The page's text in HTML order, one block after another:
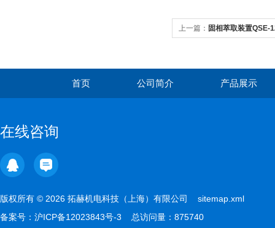
上一篇： 固相萃取装置QSE-
首页 公司简介 产品展示
在线咨询
版权所有 © 2026 拓赫机电科技（上海）有限公司 sitemap.xml
备案号： 沪ICP备12023843号-3 总访问量：875740